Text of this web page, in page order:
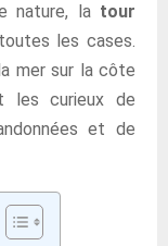
nature, la tour
les cases.
mer sur la côte
les curieux de
et de